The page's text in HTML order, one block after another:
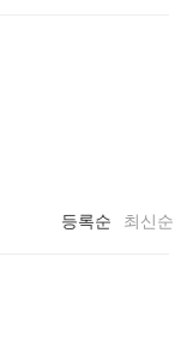
등록순 최신순